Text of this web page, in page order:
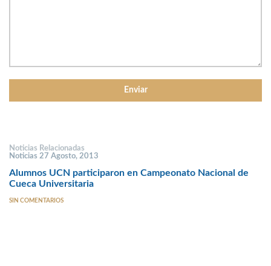
Noticias Relacionadas
Noticias 27 Agosto, 2013
Alumnos UCN participaron en Campeonato Nacional de
Cueca Universitaria
SIN COMENTARIOS